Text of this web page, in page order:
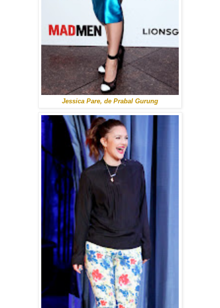
Jessica Pare, de Prabal Gurung